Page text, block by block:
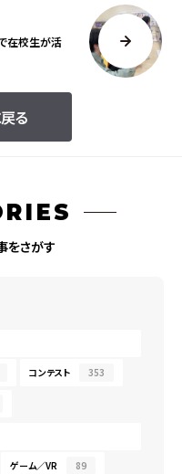
る
在校生が活
をさがす
コンテスト 353
ゲーム／VR 89